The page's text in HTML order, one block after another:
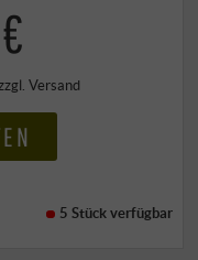
Versand
5 Stückverfügbar